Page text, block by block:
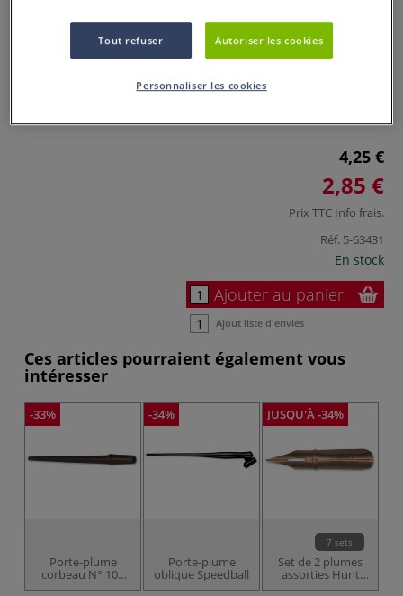
Porte-plume N° 104 Speedbal
0 Commentaires
La forme originale de ce porte-plume est parfaitement
4,25 €
2,85 €
Prix TTC Info frais.
Réf. 5-63431
En stock
Ajouter au panier
Ajout liste d'envies
Ces articles pourraient également vous
intéresser
-33%
Porte-plume
corbeau N° 102
Speedball
-34%
Porte-plume
oblique Speedball
JUSQU'À -34%
7 sets
Set de 2 plumes
assorties Hunt
pointe fine
Tout refuser Autoriser les cookies
Personnaliser les cookies